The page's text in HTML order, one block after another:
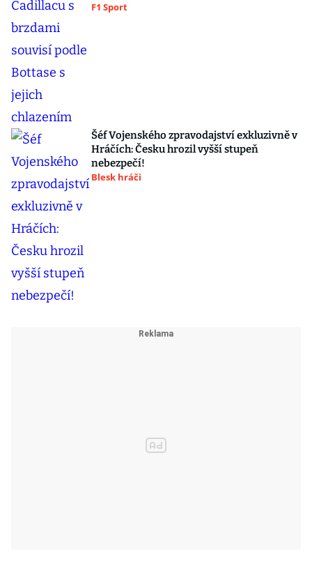
F1 Sport
Šéf Vojenského zpravodajství exkluzivně v
Hráčích: Česku hrozil vyšší stupeň
nebezpečí!
Blesk hráči